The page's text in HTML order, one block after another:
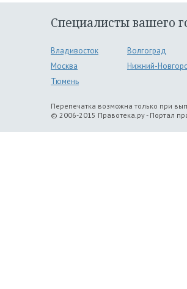
Специалисты вашего
Владивосток
Волгоград
Москва
Нижний-
Тюмень
Перепечатка возможна только при
© 2006-2015 Правотека.ру - Портал